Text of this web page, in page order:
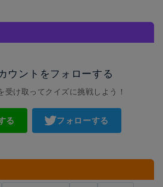
ウントをフォローする
受け取ってクイズに挑戦しよう！
る フォローする